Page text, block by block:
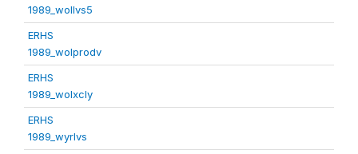
1989_wollvs5
ERHS
1989_wolprodv
ERHS
1989_wolxcly
ERHS
1989_wyrlvs